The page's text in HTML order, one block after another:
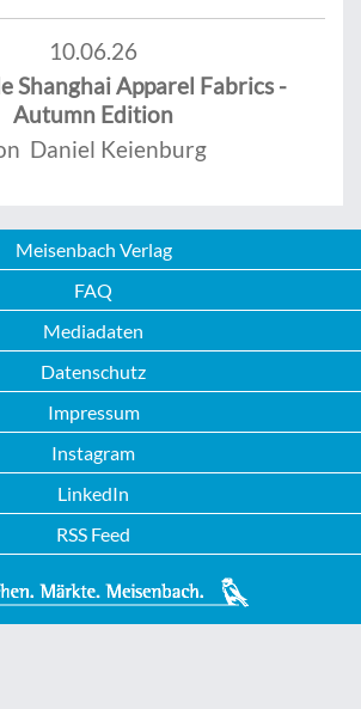
10.06.26
Shanghai Apparel Fabrics -
Autumn Edition
Daniel Keienburg
Meisenbach Verlag
FAQ
Mediadaten
Datenschutz
Impressum
Instagram
LinkedIn
RSS Feed